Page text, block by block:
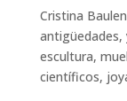
Cristina
antigüedades,
escultura,
científicos,